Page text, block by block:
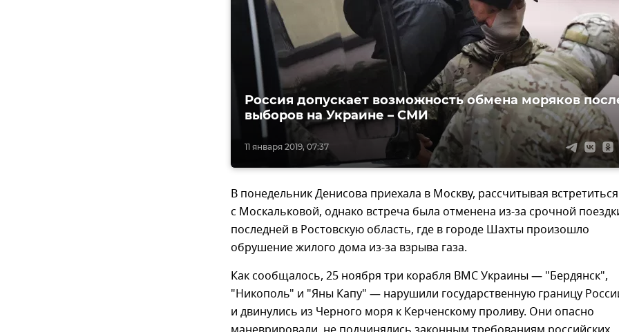
11 января 2019, 07:37
Россия допускает возможность обмена моряков
выборов на Украине – СМИ
В понедельник Денисова приехала в Москву, рассчитывая встретиться
с Москальковой, однако встреча была отменена из-за срочной
последней в Ростовскую область, где в городе Шахты произошло
обрушение жилого дома из-за взрыва газа.
Как сообщалось, 25 ноября три корабля ВМС Украины — "Бердянск",
"Никополь" и "Яны Капу" — нарушили государственную границу
и двинулись из Черного моря к Керченскому проливу. Они опасно